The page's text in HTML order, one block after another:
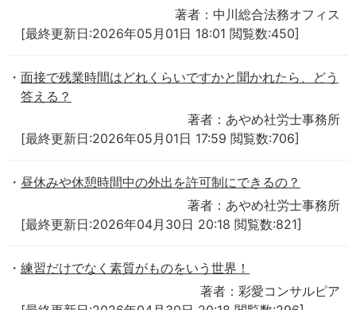
著者：中川総合法務オフィス
[最終更新日:2026年05月01日 18:01 閲覧数:450]
面接で残業時間はどれくらいですかと聞かれたら、どう
答える？
著者：あやめ社労士事務所
[最終更新日:2026年05月01日 17:59 閲覧数:706]
昼休みや休憩時間中の外出を許可制にできるの？
著者：あやめ社労士事務所
[最終更新日:2026年04月30日 20:18 閲覧数:821]
練習だけでなく素質がものをいう世界！
著者：彩愛コンサルピア